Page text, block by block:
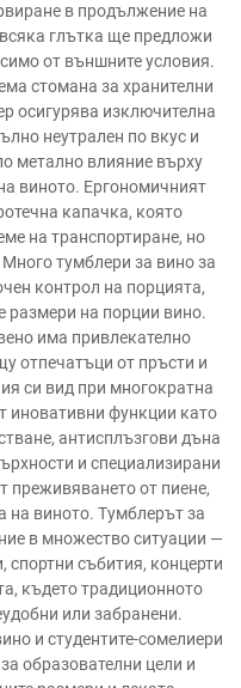
в продължение на
глътка ще предложи
от външните условия.
стомана за хранителни
осигурява изключителна
неутрален по вкус и
метално влияние върху
виното. Ергономичният
капачка, която
на транспортиране, но
тумблери за вино за
контрол на порцията,
размери на порции вино.
има привлекателно
отпечатъци от пръсти и
си вид при многократна
иновативни функции като
антисплъзгови дъна
и специализирани
преживяването от пиене,
на виното. Тумблерът за
в множество ситуации —
спортни събития, концерти
където традиционното
или забранени.
и студентите-сомелиери
образователни цели и